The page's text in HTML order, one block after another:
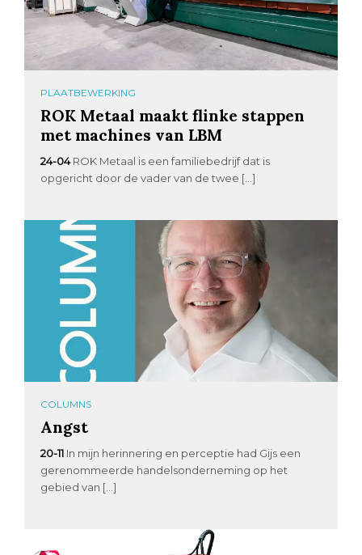
PLAATBEWERKING
ROK Metaal maakt flinke stappen
met machines van LBM
24-04 ROK Metaal is een familiebedrijf dat is
opgericht door de vader van de twee […]
COLUMNS
Angst
20-11 In mijn herinnering en perceptie had Gijs een
gerenommeerde handelsonderneming op het
gebied van […]